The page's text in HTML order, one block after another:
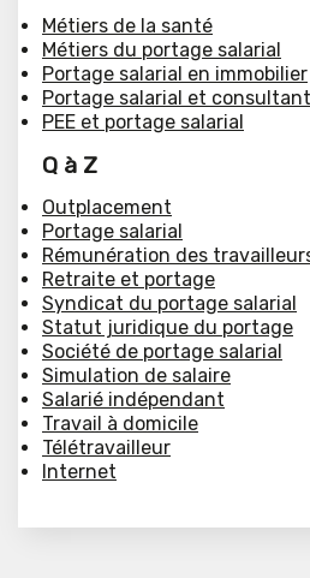
Métiers de la santé
Métiers du portage salarial
Portage salarial en immobilier
Portage salarial et
PEE et portage salarial
Q à Z
Outplacement
Portage salarial
Rémunération des
Retraite et portage
Syndicat du portage salarial
Statut juridique du portage
Société de portage salarial
Simulation de salaire
Salarié indépendant
Travail à domicile
Télétravailleur
Internet